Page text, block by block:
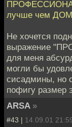
лучше чем
Не хочется
выражение
для меня
могли бы
сисадмины, но
пофигу размер
ARSA »
#43 | 14.09.01